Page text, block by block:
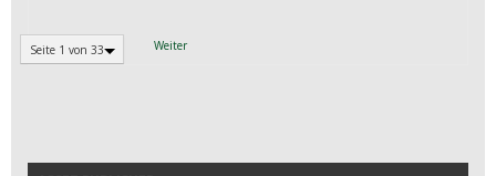
Seite 1 von 33 Weiter